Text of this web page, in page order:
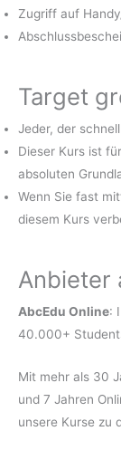
Zugriff auf
Target
Jeder, der
Dieser Kurs ist
absoluten
Wenn Sie fast
diesem Kurs
Anbieter
AbcEdu Online:
40.000+
Mit mehr als 30
und 7 Jahren
unsere Kurse zu